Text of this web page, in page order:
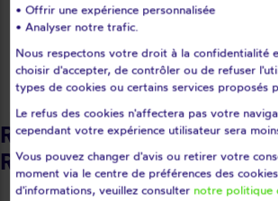
remonter à l'endroit avant de
la toile. Le store est maintenant
neuf, parfaitement positionné et
fonctionnel. Je recommande
cette entreprise.
Avis déposé le 01/08/2026
Retrouvez nos
Répar'stores - Haut-Rhin
• Offrir une expérience personnalisée
• Analyser notre trafic.
Nous respectons votre droit à la confidentialité
choisir d'accepter, de contrôler ou de refuser
types de cookies ou certains services proposés
Le refus des cookies n'affectera pas votre
cependant votre expérience utilisateur sera
Vous pouvez changer d'avis ou retirer votre
moment via le centre de préférences des
d'informations, veuillez consulter notre politique